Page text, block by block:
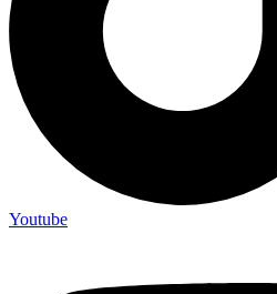
Youtube